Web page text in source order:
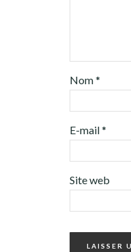
Nom*
E-mail*
Site web